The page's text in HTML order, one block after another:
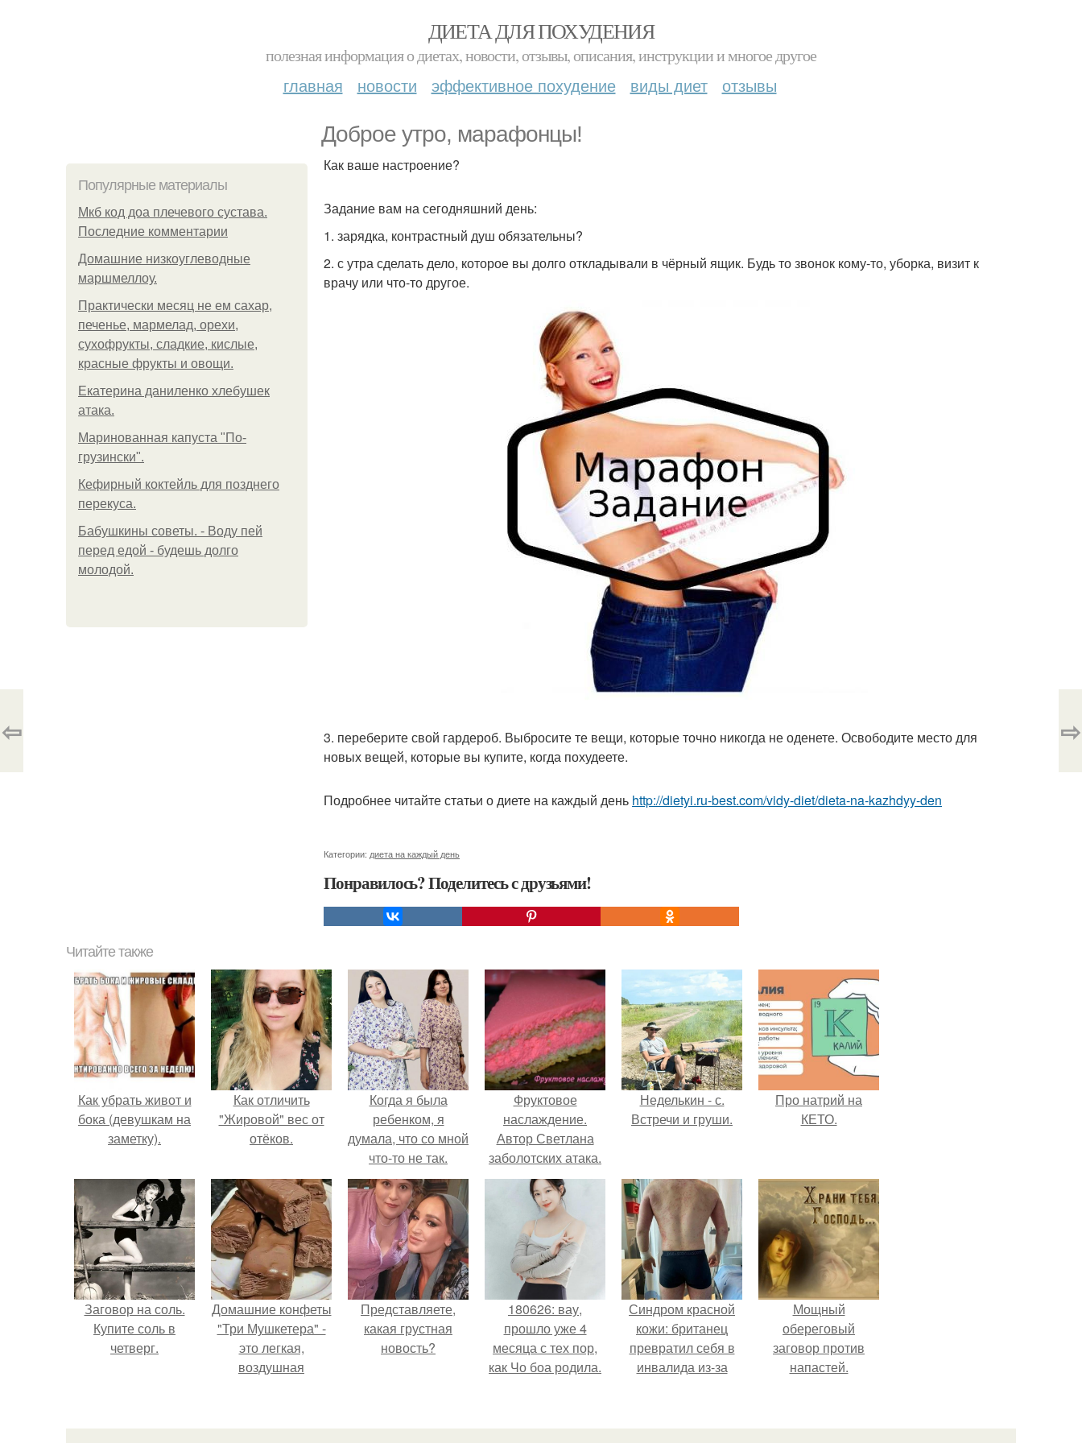
ДИЕТА ДЛЯ ПОХУДЕНИЯ
полезная информация о диетах, новости, отзывы, описания, инструкции и многое другое
главная новости эффективное похудение виды диет отзывы
Доброе утро, марафонцы!
Популярные материалы
Мкб код доа плечевого сустава.
Последние комментарии
Домашние низкоуглеводные
маршмеллоу.
Практически месяц не ем сахар,
печенье, мармелад, орехи,
сухофрукты, сладкие, кислые,
красные фрукты и овощи.
Екатерина даниленко хлебушек
атака.
Маринованная капуста "По-
грузински".
Кефирный коктейль для позднего
перекуса.
Бабушкины советы. - Воду пей
перед едой - будешь долго
молодой.
Как ваше настроение?
Задание вам на сегодняшний день:
1. зарядка, контрастный душ обязательны?
2. с утра сделать дело, которое вы долго откладывали в чёрный ящик. Будь то звонок кому-то, уборка, визит к
врачу или что-то другое.
3. переберите свой гардероб. Выбросите те вещи, которые точно никогда не оденете. Освободите место для
новых вещей, которые вы купите, когда похудеете.
Подробнее читайте статьи о диете на каждый день http://dietyi.ru-best.com/vidy-diet/dieta-na-kazhdyy-den
Категории: диета на каждый день
Понравилось? Поделитесь с друзьями!
⇦ ⇨
Читайте также
Как убрать живот и
бока (девушкам на
заметку).
Как отличить
"Жировой" вес от
отёков.
Когда я была
ребенком, я
думала, что со мной
что-то не так.
Фруктовое
наслаждение.
Автор Светлана
заболотских атака.
Неделькин - с.
Встречи и груши.
Про натрий на
КЕТО.
Заговор на соль.
Купите соль в
четверг.
Домашние конфеты
"Три Мушкетера" -
это легкая,
воздушная
молочным
Представляете,
какая грустная
новость?
180626: вау,
прошло уже 4
месяца с тех пор,
как Чо боа родила.
Синдром красной
кожи: британец
превратил себя в
инвалида из-за
мази.
Мощный
обереговый
заговор против
напастей.